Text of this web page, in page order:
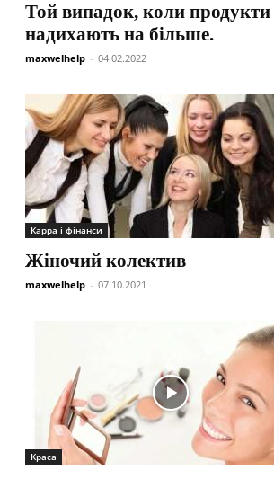
Той випадок, коли продукти
надихають на більше.
maxwelhelp - 04.02.2022
Карра і фінанси
Жіночий колектив
maxwelhelp - 07.10.2021
Краса